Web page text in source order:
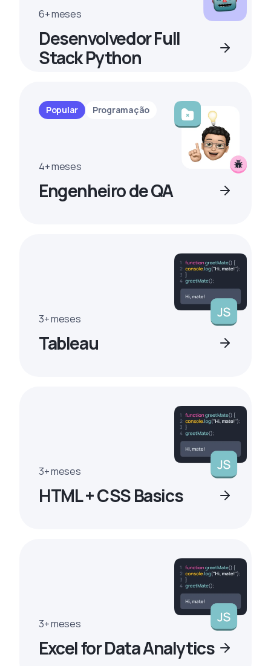
6+ meses
Desenvolvedor Full
Stack Python
Popular Programação
4+ meses
Engenheiro de QA
3+ meses
Tableau
3+ meses
HTML + CSS Basics
3+ meses
Excel for Data Analytics